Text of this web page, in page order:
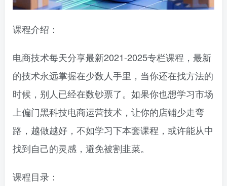
课程介绍：
电商技术每天分享最新2021-2025专栏课程，最新
的技术永远掌握在少数人手里，当你还在找方法的
时候，别人已经在数钞票了。如果你也想学习市场
上偏门黑科技电商运营技术，让你的店铺少走弯
路，越做越好，不如学习下本套课程，或许能从中
找到自己的灵感，避免被割韭菜。
课程目录：